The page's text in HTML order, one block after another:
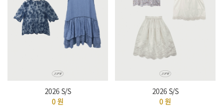
2026 S/S
0원
2026 S/S
0원